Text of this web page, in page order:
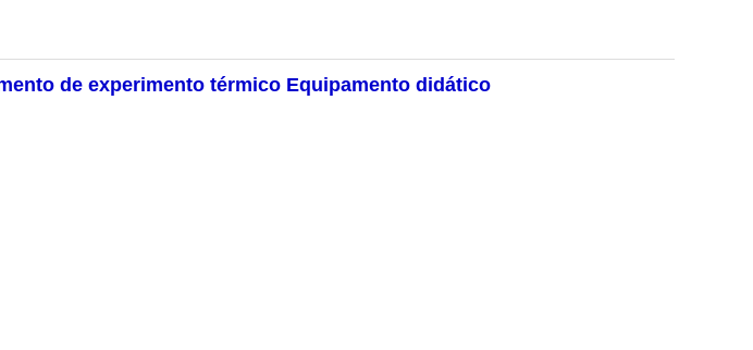
de experimento térmico Equipamento didático